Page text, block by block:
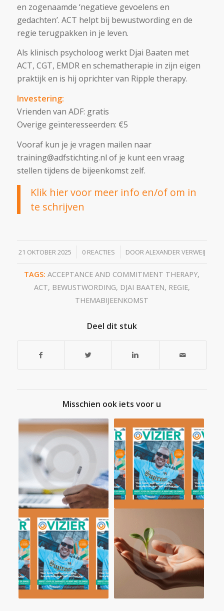
en zogenaamde ‘negatieve gevoelens en
gedachten’. ACT helpt bij bewustwording en de
regie terugpakken in je leven.
Als klinisch psycholoog werkt Djai Baaten met
ACT, CGT, EMDR en schematherapie in zijn eigen
praktijk en is hij oprichter van Ripple therapy.
Investering:
Vrienden van ADF: gratis
Overige geïnteresseerden: €5
Vooraf kun je je vragen mailen naar
training@adfstichting.nl of je kunt een vraag
stellen tijdens de bijeenkomst zelf.
Klik hier voor meer info en/of om in
te schrijven
21 OKTOBER 2025
/ 0 REACTIES
/ DOORALEXANDER VERWEIJ
TAGS: ACCEPTANCE AND COMMITMENT THERAPY,
ACT, BEWUSTWORDING, DJAI BAATEN, REGIE,
THEMABIJEENKOMST
Deel dit stuk
Misschien ook iets voor u